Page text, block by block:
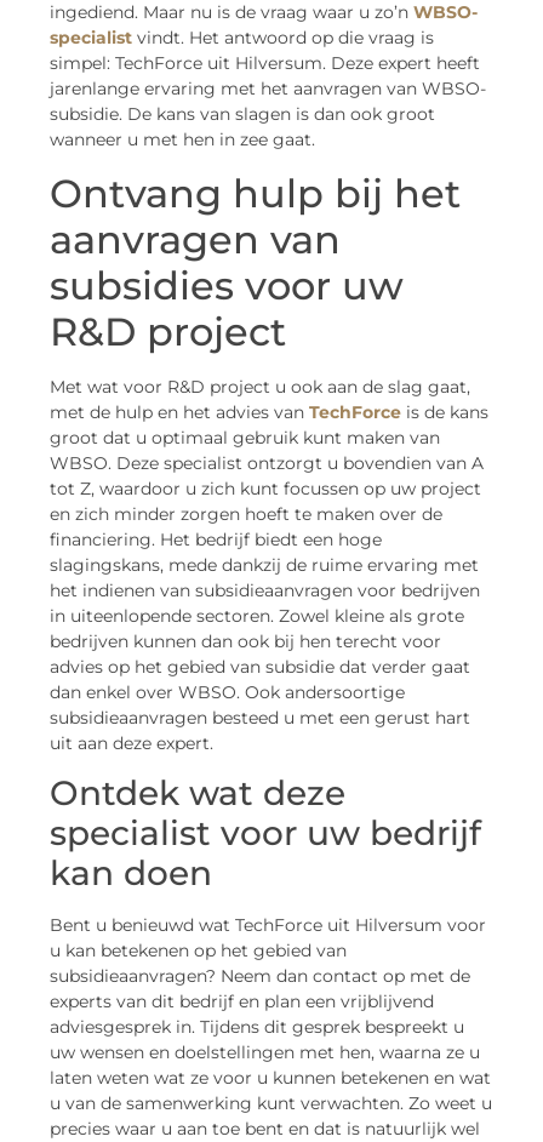
ingediend. Maar nu is de vraag waar u zo’n WBSO-
specialist vindt. Het antwoord op die vraag is
simpel: TechForce uit Hilversum. Deze expert heeft
jarenlange ervaring met het aanvragen van WBSO-
subsidie. De kans van slagen is dan ook groot
wanneer u met hen in zee gaat.
Ontvang hulp bij het
aanvragen van
subsidies voor uw
R&D project
Met wat voor R&D project u ook aan de slag gaat,
met de hulp en het advies van TechForce is de kans
groot dat u optimaal gebruik kunt maken van
WBSO. Deze specialist ontzorgt u bovendien van A
tot Z, waardoor u zich kunt focussen op uw project
en zich minder zorgen hoeft te maken over de
financiering. Het bedrijf biedt een hoge
slagingskans, mede dankzij de ruime ervaring met
het indienen van subsidieaanvragen voor bedrijven
in uiteenlopende sectoren. Zowel kleine als grote
bedrijven kunnen dan ook bij hen terecht voor
advies op het gebied van subsidie dat verder gaat
dan enkel over WBSO. Ook andersoortige
subsidieaanvragen besteed u met een gerust hart
uit aan deze expert.
Ontdek wat deze
specialist voor uw bedrijf
kan doen
Bent u benieuwd wat TechForce uit Hilversum voor
u kan betekenen op het gebied van
subsidieaanvragen? Neem dan contact op met de
experts van dit bedrijf en plan een vrijblijvend
adviesgesprek in. Tijdens dit gesprek bespreekt u
uw wensen en doelstellingen met hen, waarna ze u
laten weten wat ze voor u kunnen betekenen en wat
u van de samenwerking kunt verwachten. Zo weet u
precies waar u aan toe bent en dat is natuurlijk wel